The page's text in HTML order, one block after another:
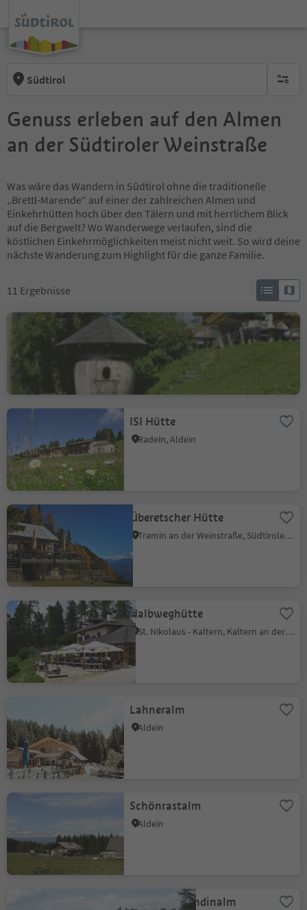
Südtirol keine
Genuss erleben auf den Almen
an der Südtiroler Weinstraße
Was wäre das Wandern in Südtirol ohne die traditionelle
„Brettl-Marende“ auf einer der zahlreichen Almen und
Einkehrhütten hoch über den Tälern und mit herrlichem Blick
auf die Bergwelt? Wo Wanderwege verlaufen, sind die
köstlichen Einkehrmöglichkeiten meist nicht weit. So wird deine
nächste Wanderung zum Highlight für die ganze Familie.
11 Ergebnisse
Gasthof Schmiederalm
Aldein
ISI Hütte
Radein, Aldein
Überetscher Hütte
Tramin an der Weinstraße, Südtiroler Weinstraße
Halbweghütte
St. Nikolaus - Kaltern, Kaltern an der Weinstraße, Südtiroler Weinstraße
Lahneralm
Aldein
Schönrastalm
Aldein
Gasthof Gurndinalm